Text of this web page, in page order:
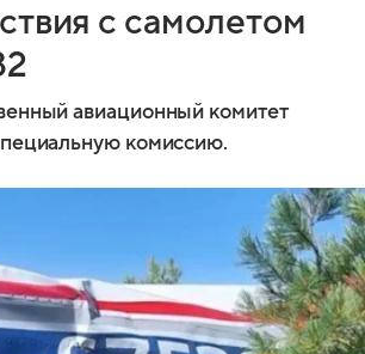
с самолетом
авиационный комитет
комиссию.